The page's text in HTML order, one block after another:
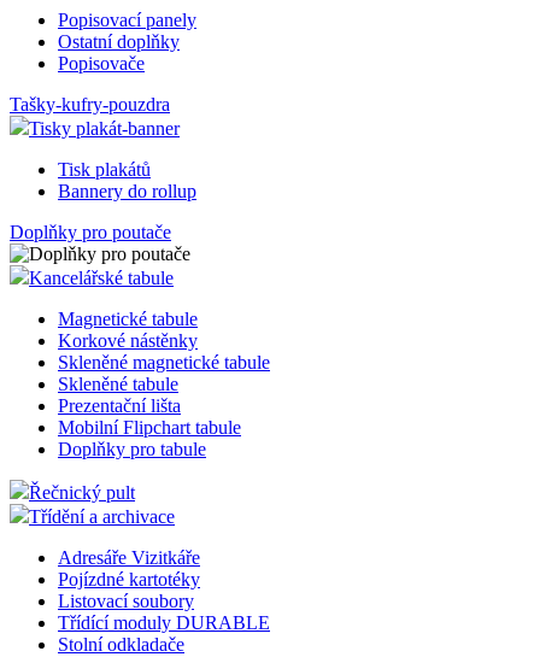
Popisovací panely
Ostatní doplňky
Popisovače
Tašky-kufry-pouzdra
Tisky plakát-banner
Tisk plakátů
Bannery do rollup
Doplňky pro poutače
Kancelářské tabule
Magnetické tabule
Korkové nástěnky
Skleněné magnetické tabule
Skleněné tabule
Prezentační lišta
Mobilní Flipchart tabule
Doplňky pro tabule
Řečnický pult
Třídění a archivace
Adresáře Vizitkáře
Pojízdné kartotéky
Listovací soubory
Třídící moduly DURABLE
Stolní odkladače